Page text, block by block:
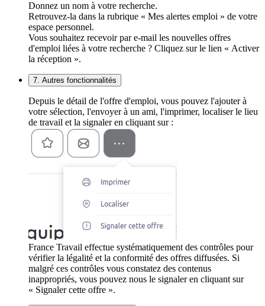
Donnez un nom à votre recherche.
Retrouvez-la dans la rubrique « Mes alertes emploi » de votre
espace personnel.
Vous souhaitez recevoir par e-mail les nouvelles offres
d'emploi liées à votre recherche ? Cliquez sur le lien « Activer
la réception ».
7. Autres fonctionnalités
Depuis le détail de l'offre d'emploi, vous pouvez l'ajouter à
votre sélection, l'envoyer à un ami, l'imprimer, localiser le lieu
de travail et la signaler en cliquant sur :
France Travail effectue systématiquement des contrôles pour
vérifier la légalité et la conformité des offres diffusées. Si
malgré ces contrôles vous constatez des contenus
inappropriés, vous pouvez nous le signaler en cliquant sur
« Signaler cette offre ».